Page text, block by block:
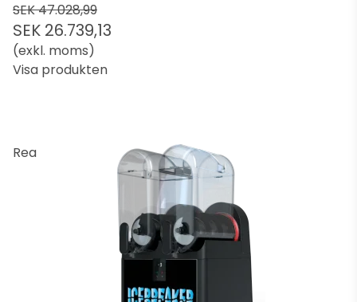
SEK 47.028,99
SEK 26.739,13
(exkl. moms)
Visa produkten
Rea